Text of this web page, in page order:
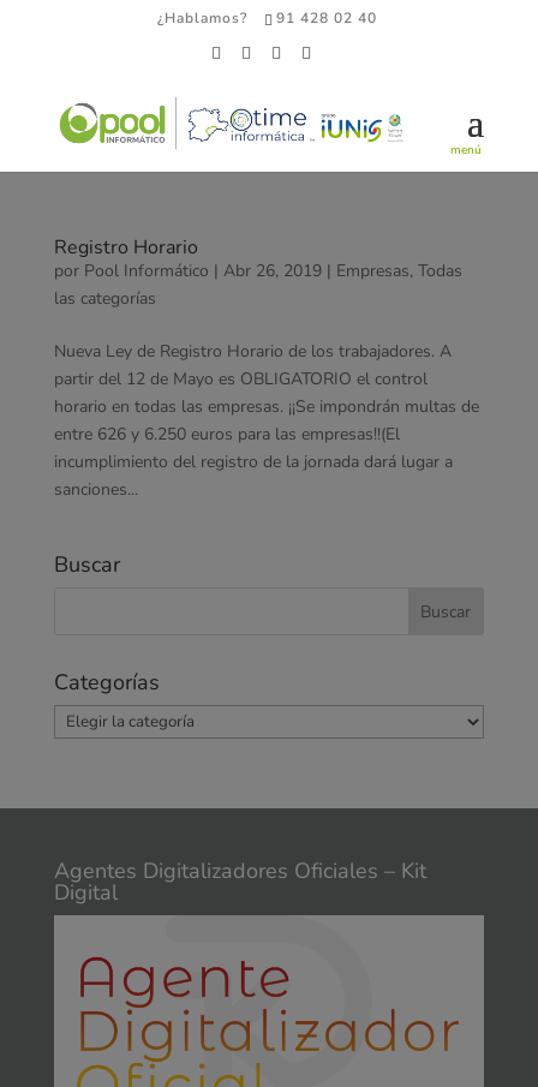
¿Hablamos? 91 428 02 40
Registro Horario
por Pool Informático | Abr 26, 2019| Empresas, Todas
las categorías
Nueva Ley de Registro Horario de los trabajadores. A
partir del 12 de Mayo es OBLIGATORIO el control
horario en todas las empresas. ¡¡Se impondrán multas de
entre 626 y 6.250 euros para las empresas!!(El
incumplimiento del registro de la jornada dará lugar a
sanciones...
Buscar
Categorías
Categorías
Agentes Digitalizadores Oficiales – Kit
Digital